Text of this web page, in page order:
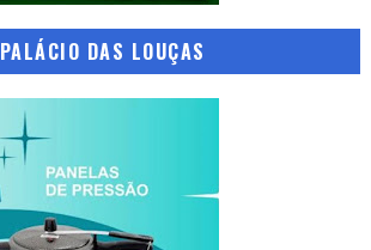
PALÁCIO DAS LOUÇAS